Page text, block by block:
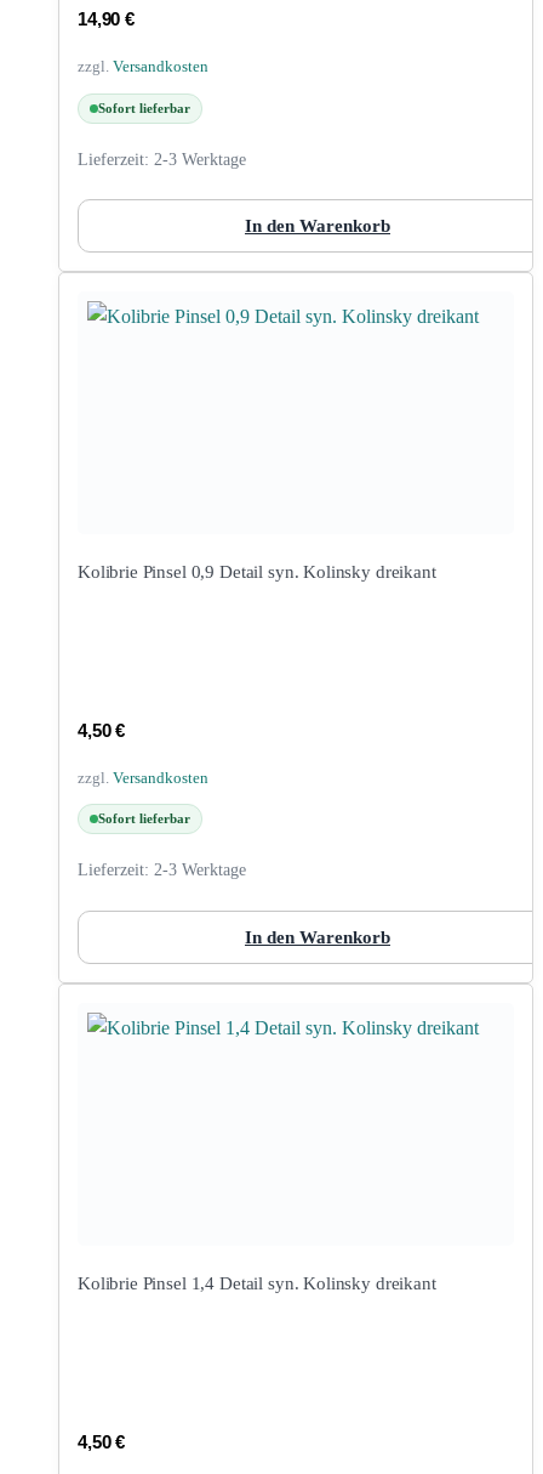
14,90€
zzgl. Versandkosten
Sofort lieferbar
Lieferzeit: 2-3 Werktage
In den Warenkorb
Kolibrie Pinsel 0,9 Detail syn. Kolinsky dreikant
4,50€
zzgl. Versandkosten
Sofort lieferbar
Lieferzeit: 2-3 Werktage
In den Warenkorb
Kolibrie Pinsel 1,4 Detail syn. Kolinsky dreikant
4,50€